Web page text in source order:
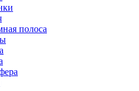
полоса